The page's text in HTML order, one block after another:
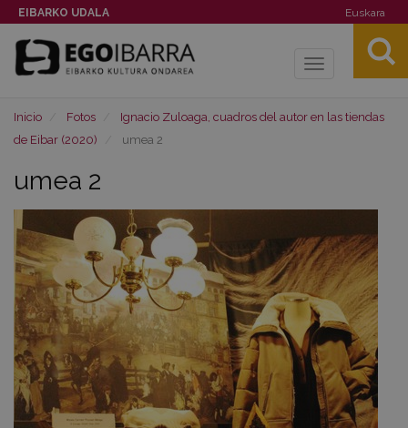
EIBARKO UDALA Euskara
Toggle
Inicio Fotos
Ignacio Zuloaga, cuadros del autor en las tiendas
de Eibar (2020)
umea 2
umea 2